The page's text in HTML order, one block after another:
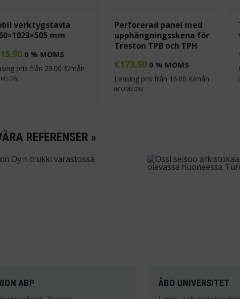
verktygstavla
mm
0 % MOMS
pris från 29.00 €/mån
0%)
Perforerad panel med
upphängningsskena för
Treston TPB och TPH
€173,50 0 % MOMS
Leasing pris från 16.00 €/mån
(MOMS 0%)
REFERENSER »
ABP ÅBO UNIVERSITET